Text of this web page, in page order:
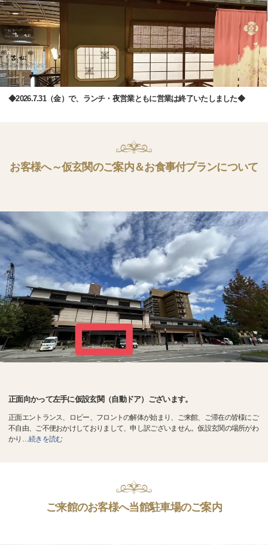
◆2026.7.31（金）で、ランチ・夜営業ともに営業は終了いたしました◆
お客様へ～仮玄関のご案内＆お食事付プランについて
正面向かって左手に仮設玄関（自動ドア）ございます。
正面エントランス、ロビー、フロントの解体が始まり、ご来館、ご滞在の皆様にご
不自由、ご不便おかけしておりまして、申し訳ございません。仮設玄関の場所がわ
かり …続きを読む
ご来館のお客様へ当館駐車場のご案内